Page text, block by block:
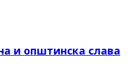
и општинска слава